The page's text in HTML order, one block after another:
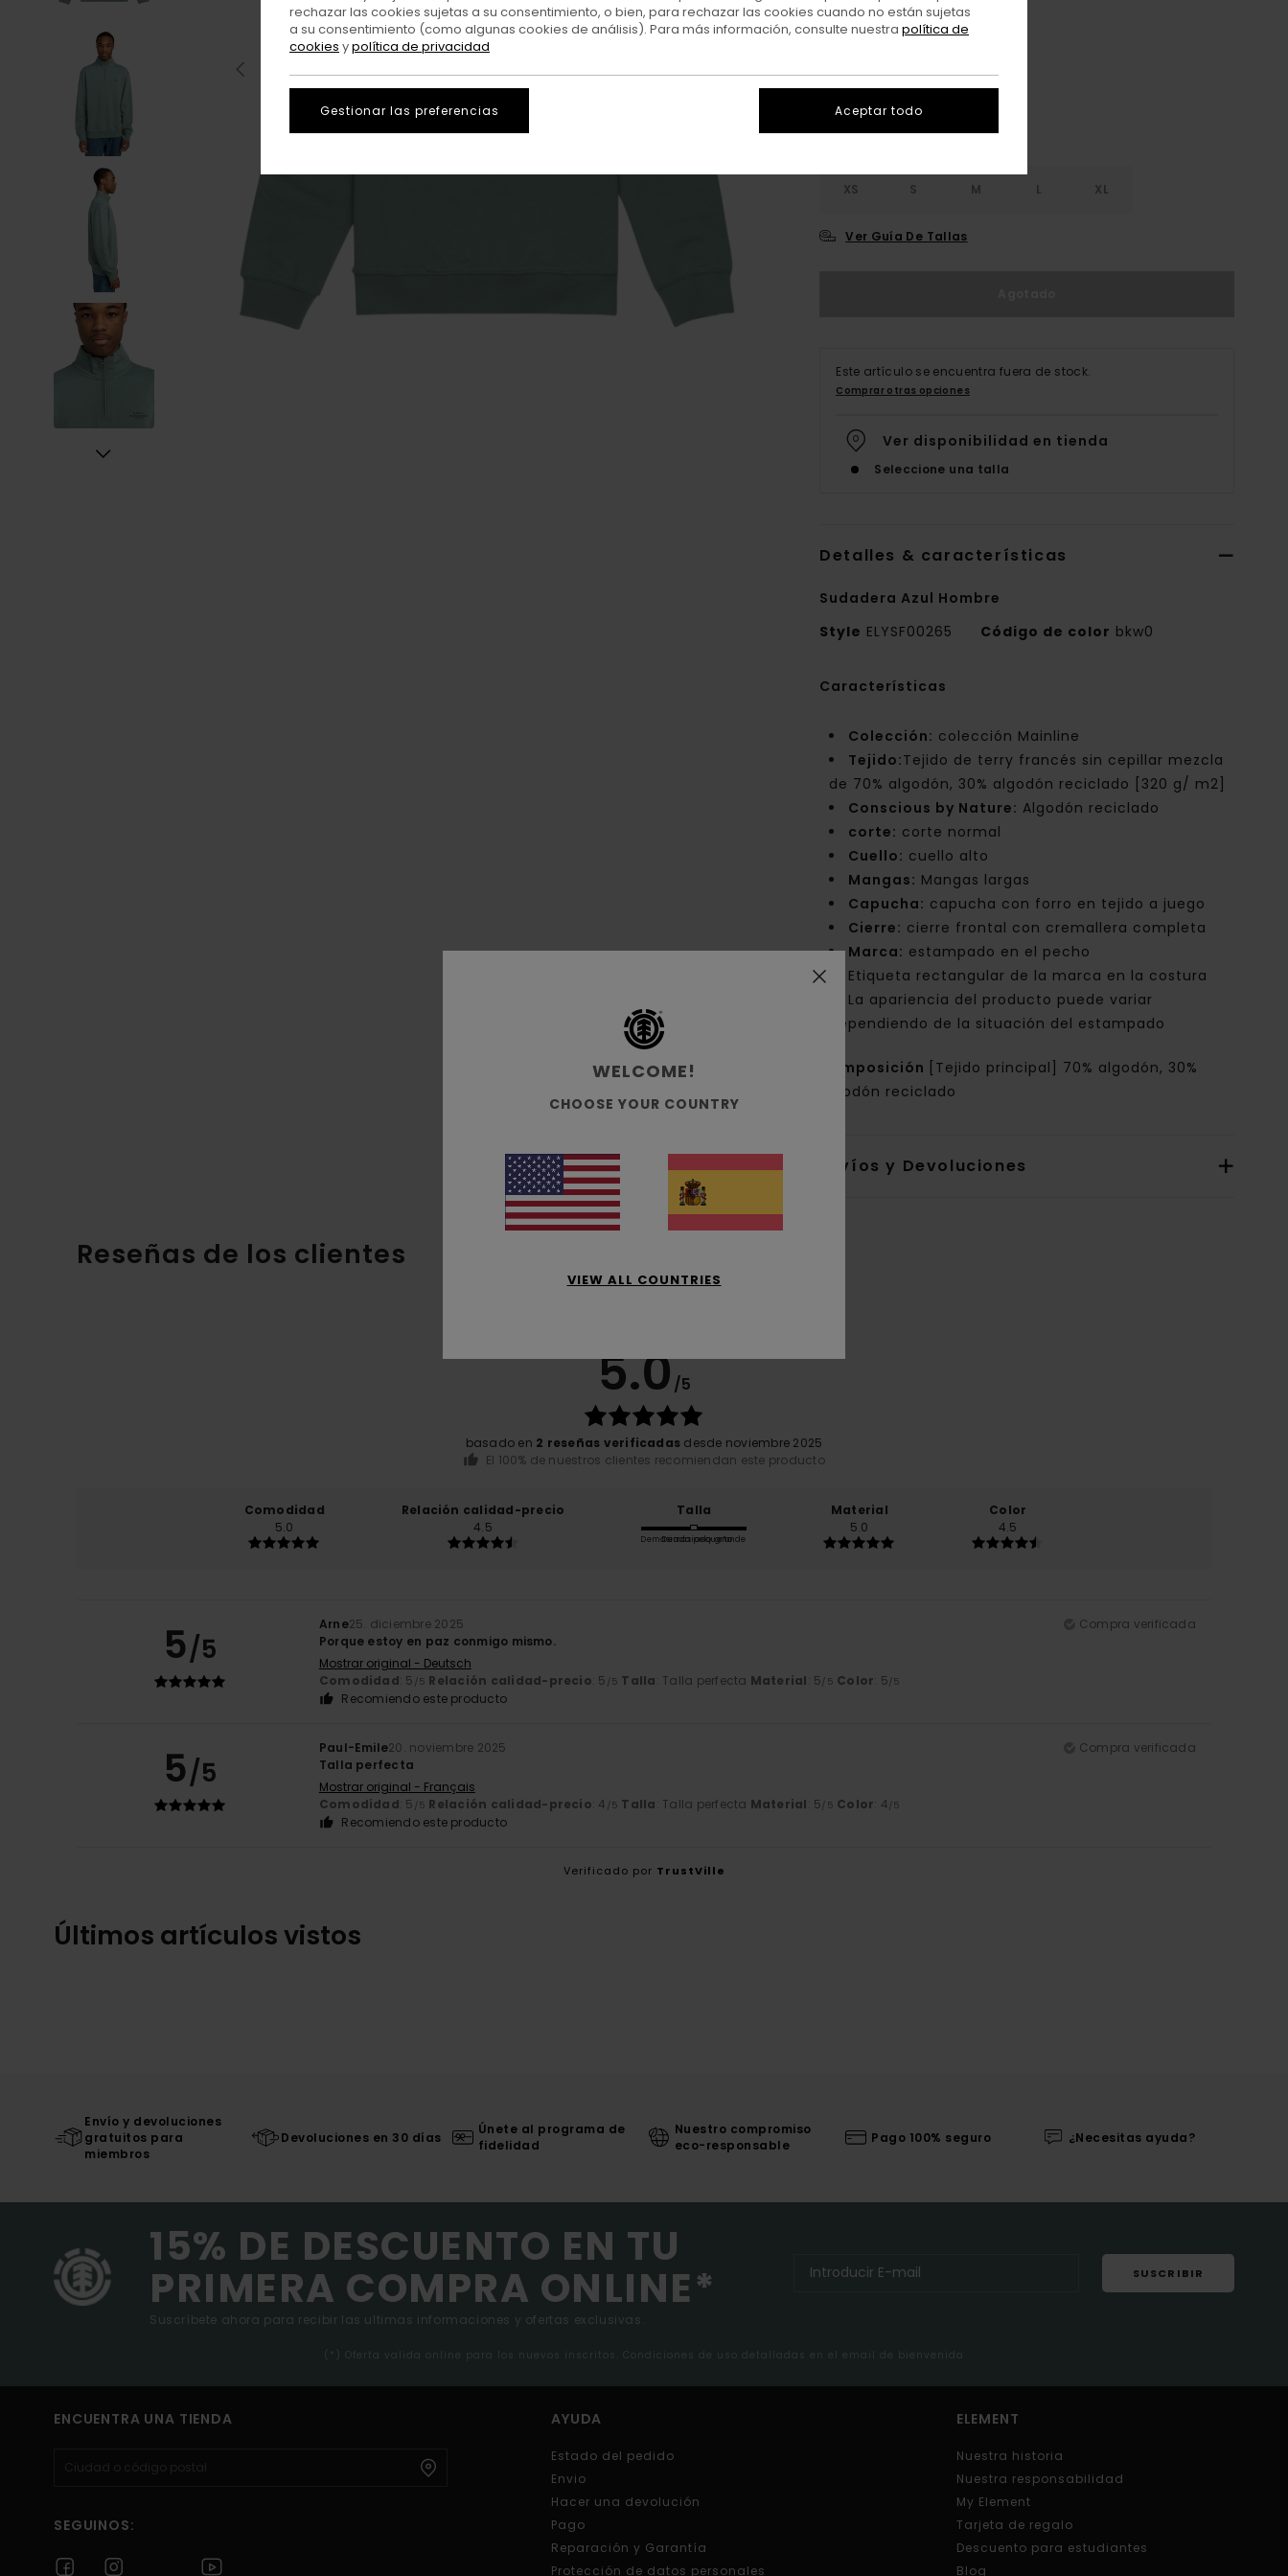
ColorTrellis
XS S M L XL
Ver Guía De Tallas
Este artículo se encuentra fuera de stock.
Comprar otras opciones
Ver disponibilidad en tienda
Seleccione una talla
Detalles & características
Sudadera Azul Hombre
Style ELYSF00265 Código de color bkw0
Características
Colección: colección Mainline
Tejido:Tejido de terry francés sin cepillar mezcla
de 70% algodón, 30% algodón reciclado [320 g/ m2]
Conscious by Nature: Algodón reciclado
corte: corte normal
Cuello: cuello alto
Mangas: Mangas largas
Capucha: capucha con forro en tejido a juego
Cierre: cierre frontal con cremallera completa
Marca: estampado en el pecho
Etiqueta rectangular de la marca en la costura
La apariencia del producto puede variar
dependiendo de la situación del estampado
Composición
[Tejido principal] 70% algodón, 30%
algodón reciclado
Envíos y Devoluciones
Reseñas de los clientes
5.0/5
basado en 2 reseñas verificadas desde noviembre 2025
El 100% de nuestros clientes recomiendan este producto
Comodidad
5.0
Relación calidad-precio
4.5
Talla
Demasiado pequeño
Demasiado grande
Material
5.0
Color
4.5
5/5
Arne25. diciembre 2025
Compra verificada
Porque estoy en paz conmigo mismo.
Mostrar original - Deutsch
Comodidad: 5 /5 Relación calidad-precio: 5 /5 Talla: Talla perfecta Material: 5/5 Color: 5/5
Recomiendo este producto
5/5
Paul-Emile20. noviembre 2025
Compra verificada
Talla perfecta
Mostrar original - Français
Comodidad: 5 /5 Relación calidad-precio: 4 /5 Talla: Talla perfecta Material: 5/5 Color: 4/5
Recomiendo este producto
Verificado por TrustVille
Últimos artículos vistos
Envío y devoluciones
gratuitos para
miembros
Devoluciones en 30 días
Únete al programa de
fidelidad
Nuestro compromiso
eco-responsable
Pago 100% seguro ¿Necesitas ayuda?
15% DE DESCUENTO EN TU
PRIMERA COMPRA ONLINE*
Suscríbete ahora para recibir las ultimas informaciones y ofertas exclusivas.
SUSCRIBIR
(*) Oferta valida online para los nuevos inscritos. Condiciones de uso detalladas en el email de bienvenida
ENCUENTRA UNA TIENDA
SEGUINOS:
AYUDA
Estado del pedido
Envio
Hacer una devolución
Pago
Reparación y Garantía
Protección de datos personales
ELEMENT
Nuestra historia
Nuestra responsabilidad
My Element
Tarjeta de regalo
Descuento para estudiantes
Blog
WELCOME!
CHOOSE YOUR COUNTRY
VIEW ALL COUNTRIES
rechazar las cookies sujetas a su consentimiento, o bien, para rechazar las cookies cuando no están sujetas
a su consentimiento (como algunas cookies de análisis). Para más información, consulte nuestra política de
cookies ypolítica de privacidad
Gestionar las preferencias Aceptar todo